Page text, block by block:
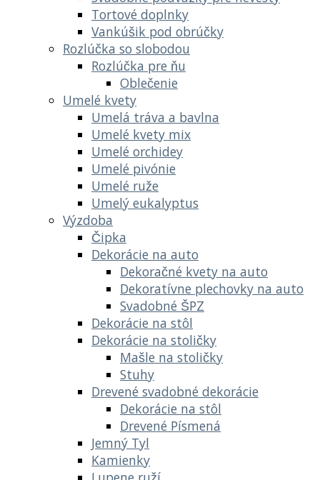
Tortové doplnky
Vankúšik pod obrúčky
Rozlúčka so slobodou
Rozlúčka pre ňu
Oblečenie
Umelé kvety
Umelá tráva a bavlna
Umelé kvety mix
Umelé orchidey
Umelé pivónie
Umelé ruže
Umelý eukalyptus
Výzdoba
Čipka
Dekorácie na auto
Dekoračné kvety na auto
Dekoratívne plechovky na auto
Svadobné ŠPZ
Dekorácie na stôl
Dekorácie na stoličky
Mašle na stoličky
Stuhy
Drevené svadobné dekorácie
Dekorácie na stôl
Drevené Písmená
Jemný Tyl
Kamienky